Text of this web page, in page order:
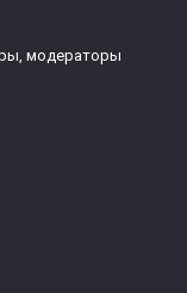
модераторы